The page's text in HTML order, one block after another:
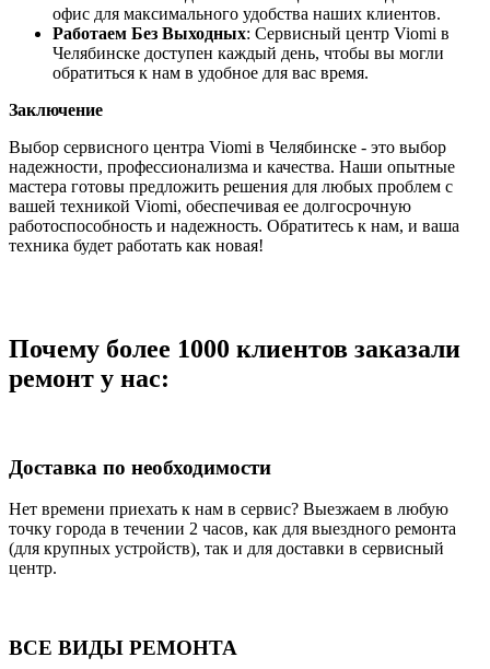
офис для максимального удобства наших клиентов.
Работаем Без Выходных: Сервисный центр Viomi в
Челябинске доступен каждый день, чтобы вы могли
обратиться к нам в удобное для вас время.
Заключение
Выбор сервисного центра Viomi в Челябинске - это выбор
надежности, профессионализма и качества. Наши опытные
мастера готовы предложить решения для любых проблем с
вашей техникой Viomi, обеспечивая ее долгосрочную
работоспособность и надежность. Обратитесь к нам, и ваша
техника будет работать как новая!
Почему более 1000 клиентов заказали
ремонт у нас:
Доставка по необходимости
Нет времени приехать к нам в сервис? Выезжаем в любую
точку города в течении 2 часов, как для выездного ремонта
(для крупных устройств), так и для доставки в сервисный
центр.
ВСЕ ВИДЫ РЕМОНТА